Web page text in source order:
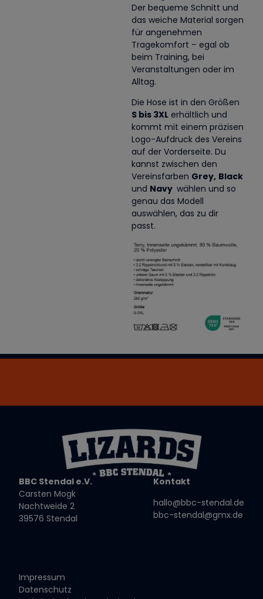
Der bequeme Schnitt und
das weiche Material sorgen
für angenehmen
Tragekomfort – egal ob
beim Training, bei
Veranstaltungen oder im
Alltag.
Die Hose ist in den Größen
S bis 3XL erhältlich und
kommt mit einem präzisen
Logo-Aufdruck des Vereins
auf der Vorderseite. Du
kannst zwischen den
Vereinsfarben Grey, Black
und Navy wählen und so
genau das Modell
auswählen, das zu dir
passt.
BBC Stendal e.V.
Carsten Mogk
Nachtweide 2
39576 Stendal
Kontakt
hallo@bbc-stendal.de
bbc-stendal@gmx.de
Impressum
Datenschutz